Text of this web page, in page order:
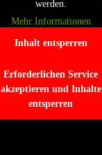
werden.
Mehr Informationen
Inhalt entsperren
Erforderlichen Service
akzeptieren und Inhalte
entsperren